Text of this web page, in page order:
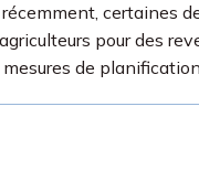
récemment,
pour des
de